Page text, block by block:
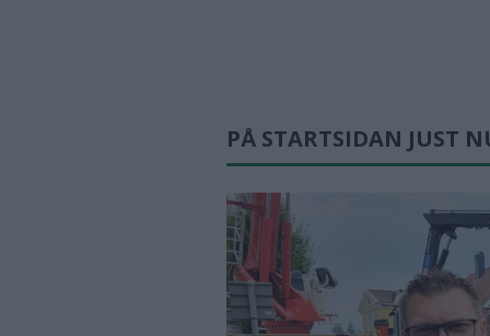
PÅ STARTSIDAN JUST